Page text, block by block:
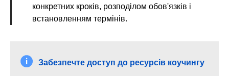
конкретних кроків, розподілом обов'язків і
встановленням термінів.
Забезпечте доступ до ресурсів коучингу